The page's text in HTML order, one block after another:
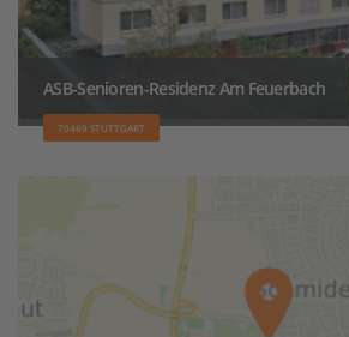
ASB-Senioren-Residenz Am Feuerbach
70469 STUTTGART